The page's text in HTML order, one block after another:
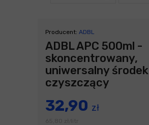
Producent: ADBL
ADBL APC 500ml -
skoncentrowany,
uniwersalny środek
czyszczący
32,90 zł